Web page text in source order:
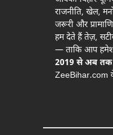
राजनीति, खेल,
जरूरी और
हम देते हैं तेज़,
— ताकि आप
2019 से अब तक
ZeeBihar.com